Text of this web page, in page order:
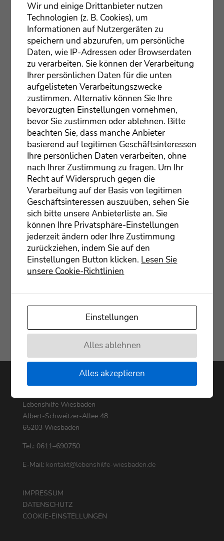
Fax: 0611 / 6907511
E‑Mail:kontakt@lebenshilfe-wiesbaden.de
Das Impres­sum gilt für:
https://www.lebenshilfe-wiesbaden.de
Regis­ter­ge­richt: Amts­ge­richt Wies­ba­den
Regis­ter­num­mer:VR1199
Umsatz­steu­er­frei gem. § 4
Umsatzsteuergesetz.
Ver­ant­wort­lich i.S.d. § 55 Abs. 2 RStV: N.N.,
Albert-Schweit­zer-Allee 48
65203 Wies­ba­den
Daten­schutz­hin­weis
Bild­nach­weis
David Mau­rer, Bun­des­ver­band Lebenshilfe
Paul Mül­ler, Wiesbaden
KON­TAKT
Lebens­hil­fe Wiesbaden
Albert-Schweit­zer-Allee 48
65203 Wiesbaden
Tel.: 0611–690750
E‑Mail: kontakt@lebenshilfe-wiesbaden.de
IMPRESSUM
DATENSCHUTZ
COOKIE-EINSTELLUNGEN
Wir und einige Drittanbieter nutzen
Technologien (z. B. Cookies), um
Informationen auf Nutzergeräten zu
speichern und abzurufen, um persönliche
Daten, wie IP-Adressen oder Browserdaten
zu verarbeiten. Sie können der Verarbeitung
Ihrer persönlichen Daten für die unten
aufgelisteten Verarbeitungszwecke
zustimmen. Alternativ können Sie Ihre
bevorzugten Einstellungen vornehmen,
bevor Sie zustimmen oder ablehnen. Bitte
beachten Sie, dass manche Anbieter
basierend auf legitimen Geschäftsinteressen
Ihre persönlichen Daten verarbeiten, ohne
nach Ihrer Zustimmung zu fragen. Um Ihr
Recht auf Widerspruch gegen die
Verarbeitung auf der Basis von legitimen
Geschäftsinteressen auszuüben, sehen Sie
sich bitte unsere Anbieterliste an. Sie
können Ihre Privatsphäre-Einstellungen
jederzeit ändern oder Ihre Zustimmung
zurückziehen, indem Sie auf den
Einstellungen Button klicken. Lesen Sie
unsere Cookie-Richtlinien
Einstellungen
Alles ablehnen
Alles akzeptieren